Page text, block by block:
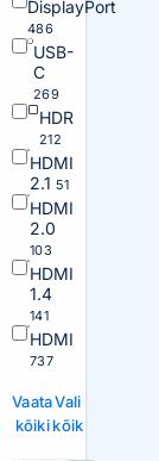
DisplayPort
486
USB-
C
269
HDR
212
HDMI
2.1 51
HDMI
2.0
103
HDMI
1.4
141
HDMI
737
Vaata
kõiki
Vali
kõik